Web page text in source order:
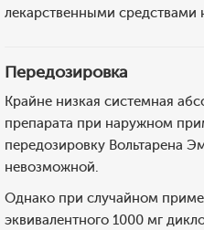
лекарственными средствами
Передозировка
Крайне низкая системная
препарата при наружном
передозировку Вольтарена
невозможной.
Однако при случайном
эквивалентного 1000 мг